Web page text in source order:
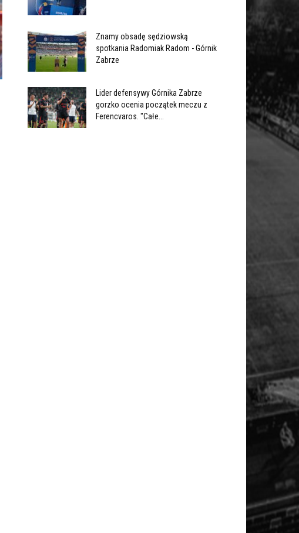
Znamy obsadę sędziowską
spotkania Radomiak Radom - Górnik
Zabrze
Lider defensywy Górnika Zabrze
gorzko ocenia początek meczu z
Ferencvaros. "Całe...